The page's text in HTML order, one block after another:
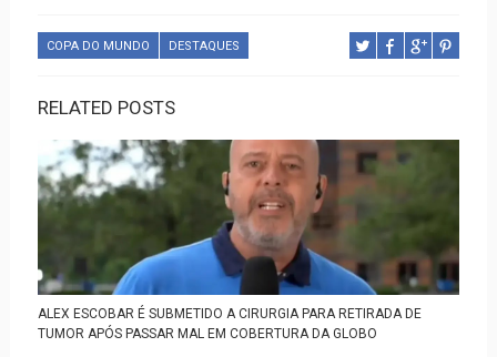
COPA DO MUNDO DESTAQUES
RELATED POSTS
ALEX ESCOBAR É SUBMETIDO A CIRURGIA PARA RETIRADA DE
TUMOR APÓS PASSAR MAL EM COBERTURA DA GLOBO